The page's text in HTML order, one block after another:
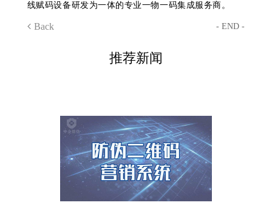
线赋码设备研发为一体的专业一物一码集成服务商。
Back - END -
推荐新闻